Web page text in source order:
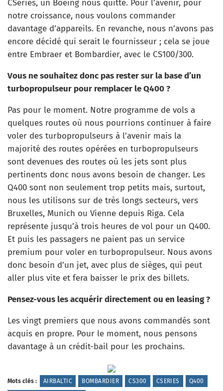
CSeries, un Boeing nous quitte. Pour l’avenir, pour
notre croissance, nous voulons commander
davantage d’appareils. En revanche, nous n’avons pas
encore décidé qui serait le fournisseur ; cela se joue
entre Embraer et Bombardier, avec le CS100/300.
Vous ne souhaitez donc pas rester sur la base d’un
turbopropulseur pour remplacer le Q400 ?
Pas pour le moment. Notre programme de vols a
quelques routes où nous pourrions continuer à faire
voler des turbopropulseurs à l’avenir mais la
majorité des routes opérées en turbopropulseurs
sont devenues des routes où les jets sont plus
pertinents donc nous avons besoin de changer. Les
Q400 sont non seulement trop petits mais, surtout,
nous les utilisons sur de très longs secteurs, vers
Bruxelles, Munich ou Vienne depuis Riga. Cela
représente jusqu’à trois heures de vol pour un Q400.
Et puis les passagers ne paient pas un service
premium pour voler en turbopropulseur. Nous avons
donc besoin d’un jet, avec plus de sièges, qui peut
aller plus vite et fera baisser le prix des billets.
Pensez-vous les acquérir directement ou en leasing ?
Les vingt premiers que nous avons commandés sont
acquis en propre. Pour le moment, nous pensons
davantage à un crédit-bail pour les prochains.
Mots clés : AIRBALTIC BOMBARDIER CS300 CSERIES Q400